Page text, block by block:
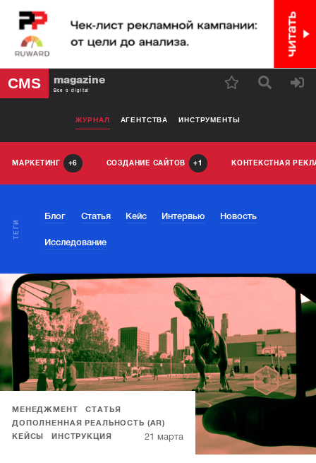
CMS magazine
Все о digital
ЖУРНАЛ АГЕНТСТВА ИНСТРУМЕНТЫ
МАРКЕТИНГ 6 СОЗДАНИЕ САЙТОВ 1 КОНТЕКСТНАЯ
ТЕГИ
Блог Статья Кейс Интервью Новость
Исследование
МЕНЕДЖМЕНТ
СТАТЬЯ
ДОПОЛНЕННАЯ РЕАЛЬНОСТЬ (AR)
КЕЙСЫ
ИНСТРУКЦИЯ 21 марта